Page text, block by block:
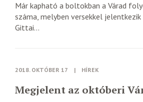
Már kapható a boltokban a Várad
száma, melyben versekkel jelentkezik
Gittai...
2018. OKTÓBER 17 | HÍREK
Megjelent az októberi